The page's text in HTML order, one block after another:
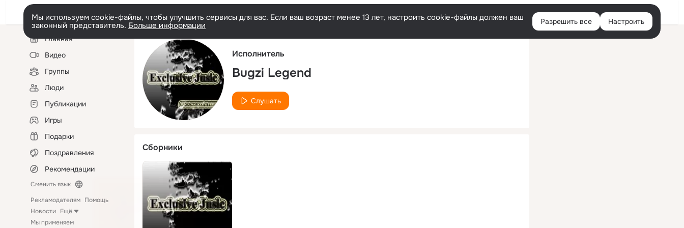
Русский Войти
Мы используем cookie-файлы, чтобы улучшить сервисы для вас. Если ваш возраст менее 13 лет, настроить cookie-файлы должен ваш
законный представитель. Больше информации Разрешить все Настроить
Левая
колонкаГлавная
Видео
Группы
Люди
Публикации
Игры
Подарки
Поздравления
Рекомендации
Сменить язык
Рекламодателям Помощь
Новости Ещё
Мы применяем
Исполнитель
Bugzi Legend
Слушать
Сборники